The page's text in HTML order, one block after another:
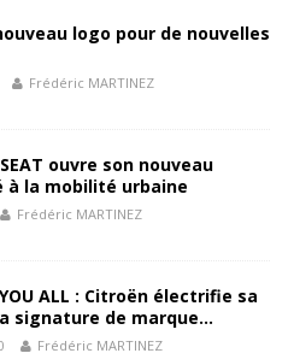
logo pour de nouvelles
Frédéric MARTINEZ
SEAT ouvre son nouveau
à la mobilité urbaine
Frédéric MARTINEZ
YOU ALL : Citroën électrifie sa
signature de marque…
Frédéric MARTINEZ